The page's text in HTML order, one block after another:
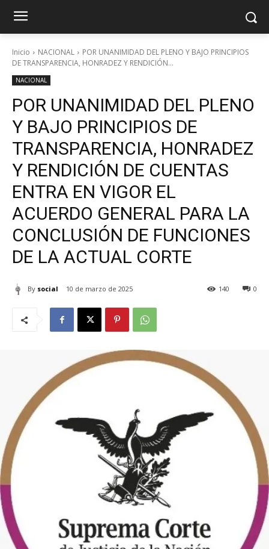
Inicio NACIONAL
POR UNANIMIDAD DEL PLENO Y BAJO PRINCIPIOS
DE TRANSPARENCIA, HONRADEZ Y RENDICIÓN...
NACIONAL
POR UNANIMIDAD DEL PLENO
Y BAJO PRINCIPIOS DE
TRANSPARENCIA, HONRADEZ
Y RENDICIÓN DE CUENTAS
ENTRA EN VIGOR EL
ACUERDO GENERAL PARA LA
CONCLUSIÓN DE FUNCIONES
DE LA ACTUAL CORTE
By social 10 de marzo de 2025 0
140